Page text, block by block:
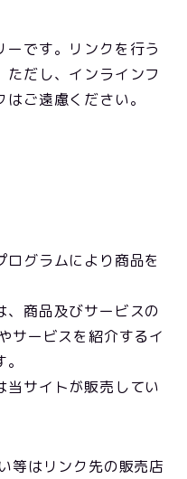
ーです。リンクを行う
だし、インラインフ
ご遠慮ください。
グラムにより商品を
、商品及びサービスの
サービスを紹介するイ
当サイトが販売してい
等はリンク先の販売店